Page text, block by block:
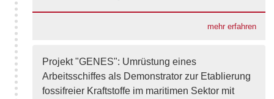
mehr erfahren
Projekt "GENES": Umrüstung eines
Arbeitsschiffes als Demonstrator zur Etablierung
fossifreier Kraftstoffe im maritimen Sektor mit